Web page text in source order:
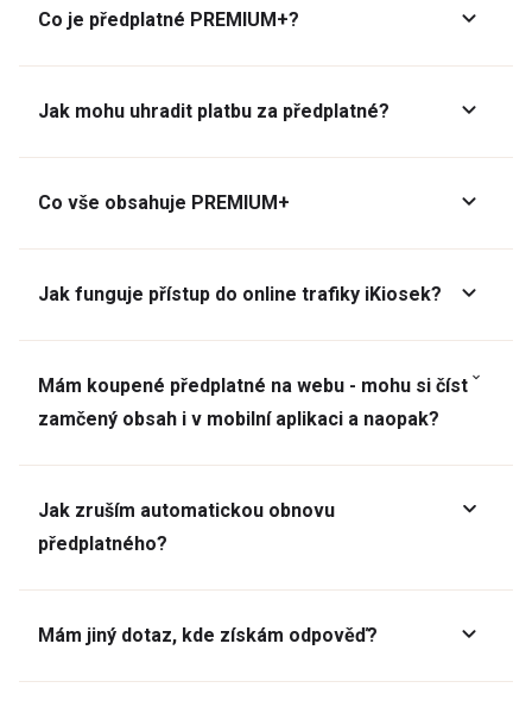
Co je předplatné PREMIUM+?
Jak mohu uhradit platbu za předplatné?
Co vše obsahuje PREMIUM+
Jak funguje přístup do online trafiky iKiosek?
Mám koupené předplatné na webu - mohu si číst
zamčený obsah i v mobilní aplikaci a naopak?
Jak zruším automatickou obnovu
předplatného?
Mám jiný dotaz, kde získám odpověď?